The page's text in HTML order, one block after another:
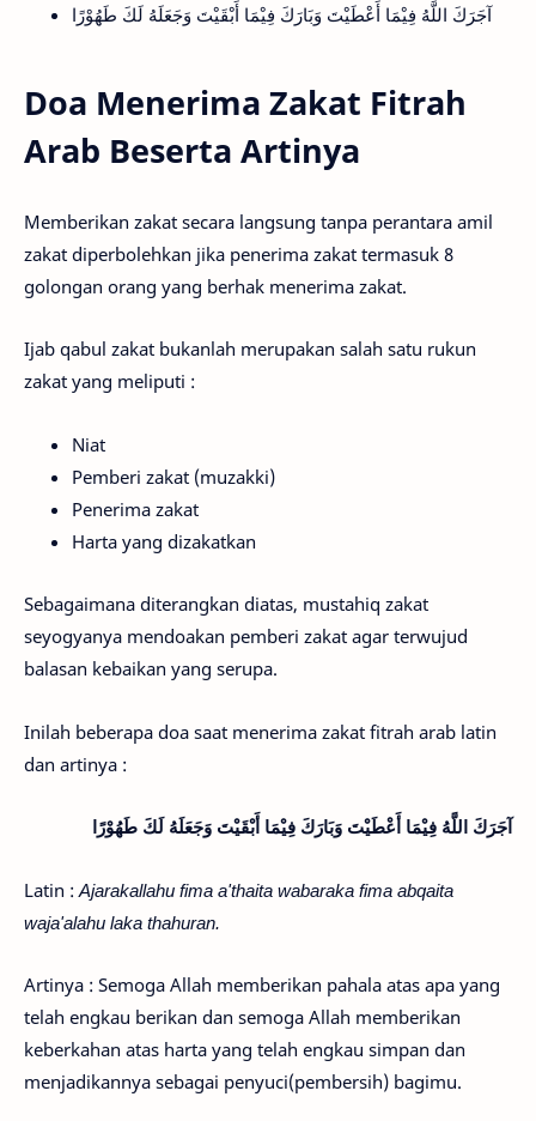
آجَرَكَ اللَّهُ فِيْمَا أَعْطَيْتَ وَبَارَكَ فِيْمَا أَبْقَيْتَ وَجَعَلَهُ لَكَ طَهُوْرًا
Doa Menerima Zakat Fitrah
Arab Beserta Artinya
Memberikan zakat secara langsung tanpa perantara amil
zakat diperbolehkan jika penerima zakat termasuk 8
golongan orang yang berhak menerima zakat.
Ijab qabul zakat bukanlah merupakan salah satu rukun
zakat yang meliputi :
Niat
Pemberi zakat (muzakki)
Penerima zakat
Harta yang dizakatkan
Sebagaimana diterangkan diatas, mustahiq zakat
seyogyanya mendoakan pemberi zakat agar terwujud
balasan kebaikan yang serupa.
Inilah beberapa doa saat menerima zakat fitrah arab latin
dan artinya :
آجَرَكَ اللَّهُ فِيْمَا أَعْطَيْتَ وَبَارَكَ فِيْمَا أَبْقَيْتَ وَجَعَلَهُ لَكَ طَهُوْرًا
Latin : Ajarakallahu fima a'thaita wabaraka fima abqaita
waja'alahu laka thahuran.
Artinya : Semoga Allah memberikan pahala atas apa yang
telah engkau berikan dan semoga Allah memberikan
keberkahan atas harta yang telah engkau simpan dan
menjadikannya sebagai penyuci(pembersih) bagimu.